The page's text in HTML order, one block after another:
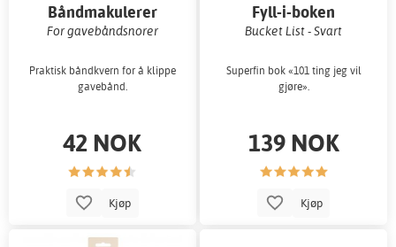
Båndmakulerer
For gavebåndsnorer
Praktisk båndkvern for å klippe
gavebånd.
42 NOK
Kjøp
Fyll-i-boken
Bucket List - Svart
Superfin bok «101 ting jeg vil
gjøre».
139 NOK
Kjøp